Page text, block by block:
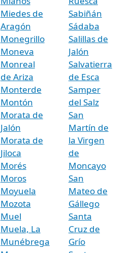
Miedes de
Aragón
Monegrillo
Moneva
Monreal
de Ariza
Monterde
Montón
Morata de
Jalón
Morata de
Jiloca
Morés
Moros
Moyuela
Mozota
Muel
Muela, La
Munébrega
Sabiñán
Sádaba
Salillas de
Jalón
Salvatierra
de Esca
Samper
del Salz
San
Martín de
la Virgen
de
Moncayo
San
Mateo de
Gállego
Santa
Cruz de
Grío